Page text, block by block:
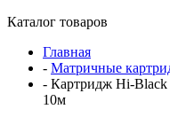
Каталог товаров
Главная
- Матричные
- Картридж Hi-Black
10м